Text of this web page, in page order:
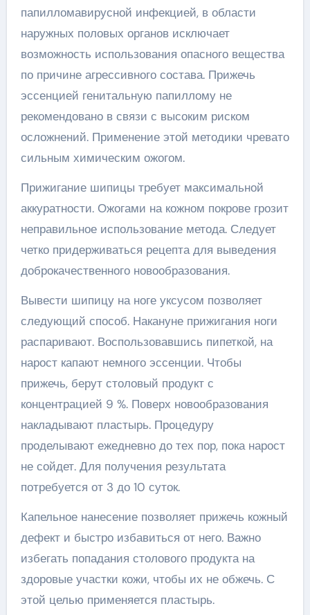
папилломавирусной инфекцией, в области
наружных половых органов исключает
возможность использования опасного вещества
по причине агрессивного состава. Прижечь
эссенцией генитальную папиллому не
рекомендовано в связи с высоким риском
осложнений. Применение этой методики чревато
сильным химическим ожогом.
Прижигание шипицы требует максимальной
аккуратности. Ожогами на кожном покрове грозит
неправильное использование метода. Следует
четко придерживаться рецепта для выведения
доброкачественного новообразования.
Вывести шипицу на ноге уксусом позволяет
следующий способ. Накануне прижигания ноги
распаривают. Воспользовавшись пипеткой, на
нарост капают немного эссенции. Чтобы
прижечь, берут столовый продукт с
концентрацией 9 %. Поверх новообразования
накладывают пластырь. Процедуру
проделывают ежедневно до тех пор, пока нарост
не сойдет. Для получения результата
потребуется от 3 до 10 суток.
Капельное нанесение позволяет прижечь кожный
дефект и быстро избавиться от него. Важно
избегать попадания столового продукта на
здоровые участки кожи, чтобы их не обжечь. С
этой целью применяется пластырь.